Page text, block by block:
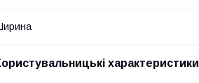
характеристики